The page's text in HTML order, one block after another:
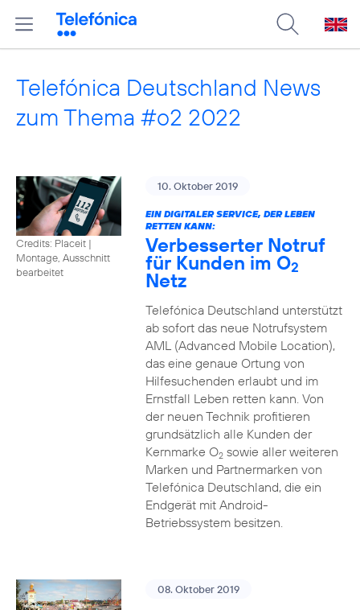
Telefónica Deutschland News
zum Thema #o2 2022
Credits: Placeit |
Montage, Ausschnitt
bearbeitet
10. Oktober 2019
EIN DIGITALER SERVICE, DER LEBEN
RETTEN KANN:
Verbesserter Notruf
für Kunden im O2
Netz
Telefónica Deutschland unterstützt
ab sofort das neue Notrufsystem
AML (Advanced Mobile Location),
das eine genaue Ortung von
Hilfesuchenden erlaubt und im
Ernstfall Leben retten kann. Von
der neuen Technik profitieren
grundsätzlich alle Kunden der
Kernmarke O2sowie aller weiteren
Marken und Partnermarken von
Telefónica Deutschland, die ein
Endgerät mit Android-
Betriebssystem besitzen.
08. Oktober 2019